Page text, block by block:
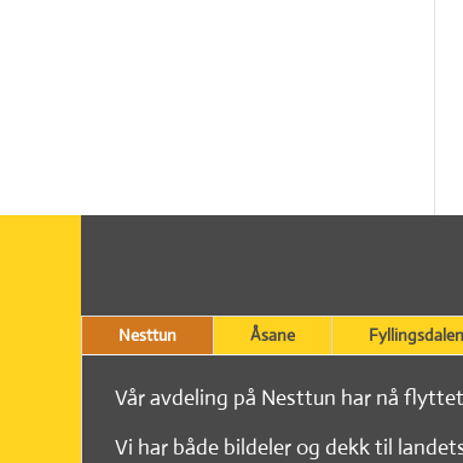
Nesttun Åsane Fyllingsdalen
Vår avdeling på Nesttun har nå
Vi har både bildeler og dekk til